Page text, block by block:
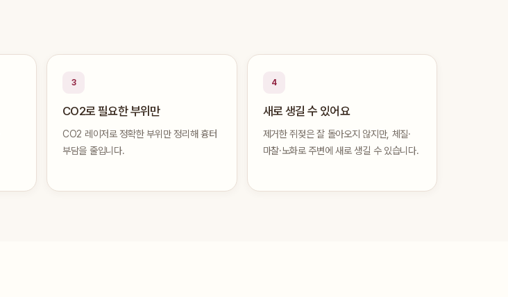
3
CO2로 필요한 부위만
CO2 레이저로 정확한 부위만 정리해 흉터
부담을 줄입니다.
4
새로 생길 수 있어요
제거한 쥐젖은 잘 돌아오지 않지만, 체질·
마찰·노화로 주변에 새로 생길 수 있습니다.